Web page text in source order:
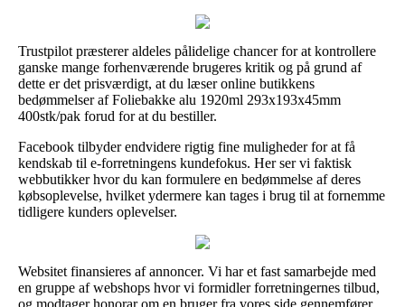
Trustpilot præsterer aldeles pålidelige chancer for at kontrollere
ganske mange forhenværende brugeres kritik og på grund af
dette er det prisværdigt, at du læser online butikkens
bedømmelser af Foliebakke alu 1920ml 293x193x45mm
400stk/pak forud for at du bestiller.
Facebook tilbyder endvidere rigtig fine muligheder for at få
kendskab til e-forretningens kundefokus. Her ser vi faktisk
webbutikker hvor du kan formulere en bedømmelse af deres
købsoplevelse, hvilket ydermere kan tages i brug til at fornemme
tidligere kunders oplevelser.
Websitet finansieres af annoncer. Vi har et fast samarbejde med
en gruppe af webshops hvor vi formidler forretningernes tilbud,
og modtager honorar om en bruger fra vores side gennemfører